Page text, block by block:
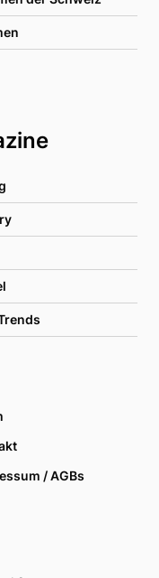
/ AGBs